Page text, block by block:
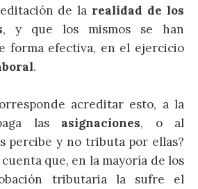
de la realidad de los
, y que los mismos se han
forma efectiva, en el ejercicio
.
acreditar esto, a la
las asignaciones, o al
percibe y no tributa por ellas?
que, en la mayoría de los
tributaria la sufre el